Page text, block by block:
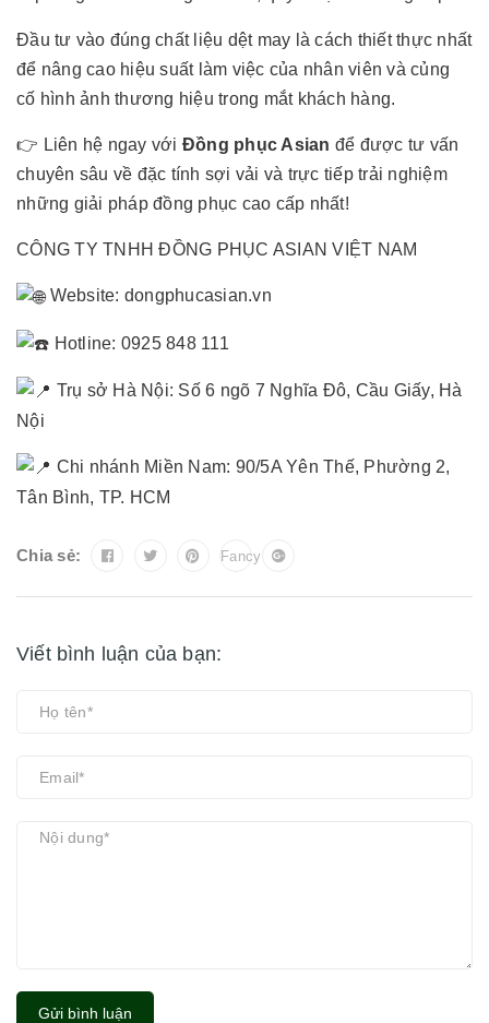
Đầu tư vào đúng chất liệu dệt may là cách thiết thực nhất
để nâng cao hiệu suất làm việc của nhân viên và củng
cố hình ảnh thương hiệu trong mắt khách hàng.
👉 Liên hệ ngay với Đồng phục Asian để được tư vấn
chuyên sâu về đặc tính sợi vải và trực tiếp trải nghiệm
những giải pháp đồng phục cao cấp nhất!
CÔNG TY TNHH ĐỒNG PHỤC ASIAN VIỆT NAM
Website: dongphucasian.vn
Hotline: 0925 848 111
Trụ sở Hà Nội: Số 6 ngõ 7 Nghĩa Đô, Cầu Giấy, Hà
Nội
Chi nhánh Miền Nam: 90/5A Yên Thế, Phường 2,
Tân Bình, TP. HCM
Chia sẻ: Fancy
Viết bình luận của bạn:
Gửi bình luận